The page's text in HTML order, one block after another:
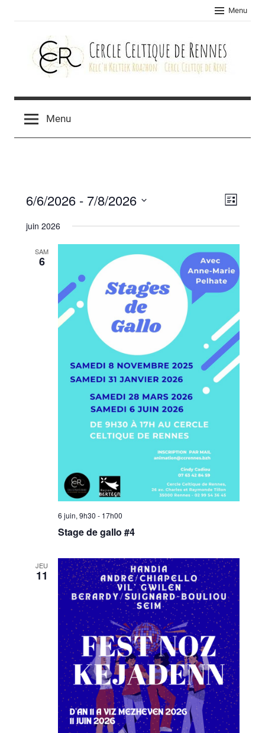
Menu
Cercle
celtique
Menu
par
Liste
6/6/2026 - 7/8/2026
une
date.
juin 2026
SAM
6
6 juin, 9h30 - 17h00
Stage de gallo #4
JEU
11